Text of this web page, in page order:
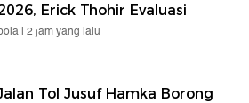
Erick Thohir Evaluasi
| 2 jam yang lalu
Tol Jusuf Hamka Borong